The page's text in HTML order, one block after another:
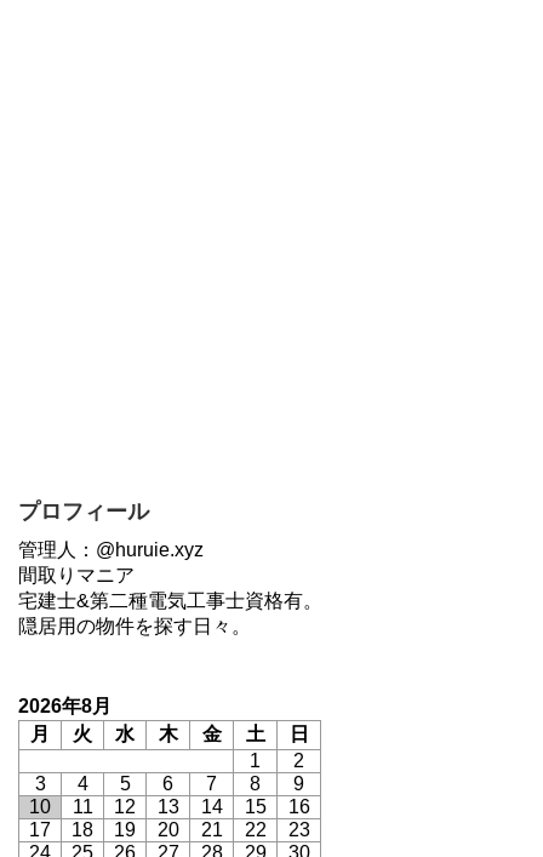
プロフィール
管理人：@huruie.xyz
間取りマニア
宅建士&第二種電気工事士資格有。
隠居用の物件を探す日々。
2026年8月
月
火 水 木 金 土
日
1
2
3
4 5 6 7 8
9
10
11 12 13 14 15
16
17
18 19 20 21 22
23